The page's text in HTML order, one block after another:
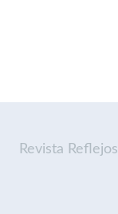
Revista Reflejos